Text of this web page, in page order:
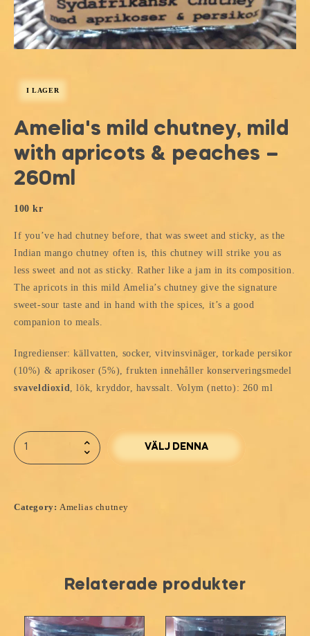
I LAGER
Amelia's mild chutney, mild
with apricots & peaches –
260ml
100kr
If you’ve had chutney before, that was sweet and sticky, as the
Indian mango chutney often is, this chutney will strike you as
less sweet and not as sticky. Rather like a jam in its composition.
The apricots in this mild Amelia’s chutney give the signature
sweet-sour taste and in hand with the spices, it’s a good
companion to meals.
Ingredienser: källvatten, socker, vitvinsvinäger, torkade persikor
(10%) & aprikoser (5%), frukten innehåller konserveringsmedel
svaveldioxid, lök, kryddor, havssalt. Volym (netto): 260 ml
VÄLJ DENNA
Category: Amelias chutney
Relaterade produkter